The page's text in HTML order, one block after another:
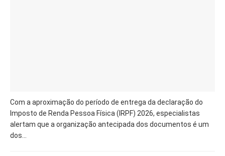
Com a aproximação do período de entrega da declaração do
Imposto de Renda Pessoa Física (IRPF) 2026, especialistas
alertam que a organização antecipada dos documentos é um
dos...